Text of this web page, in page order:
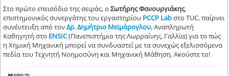
Στο πρώτο επεισόδιο της σειράς, οΣωτήρης Φανουργιάκης,
επιστημονικός συνεργάτης του εργαστηρίου PCCP Labστο TUC, παίρνει
συνέντευξη από τονΔρ. Δημήτριο Μεϊμάρογλου, Αναπληρωτή
Καθηγητή στο ENSIC(Πανεπιστήμιο της Λωρραίνης, Γαλλία) για το πώς
η Χημική Μηχανική μπορεί να συνδυαστεί με τα συνεχώς εξελισσόμενα
πεδία του Τεχνητή Νοημοσύνη και Μηχανική Μάθηση. Ακούστε το!